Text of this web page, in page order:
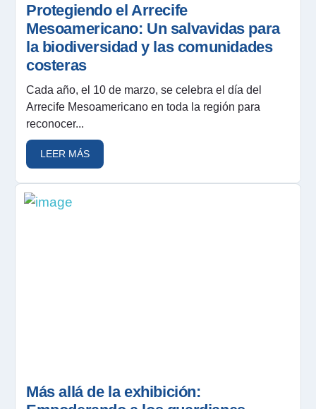
Protegiendo el Arrecife
Mesoamericano: Un salvavidas para
la biodiversidad y las comunidades
costeras
Cada año, el 10 de marzo, se celebra el día del
Arrecife Mesoamericano en toda la región para
reconocer...
LEER MÁS
Más allá de la exhibición: